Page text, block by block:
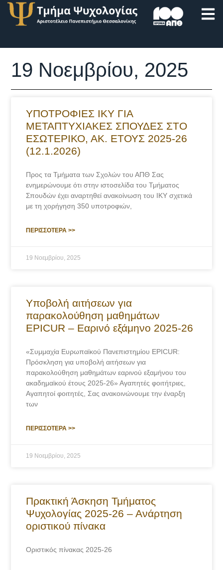
19 Νοεμβρίου, 2025
ΥΠΟΤΡΟΦΙΕΣ ΙΚΥ ΓΙΑ
ΜΕΤΑΠΤΥΧΙΑΚΕΣ ΣΠΟΥΔΕΣ ΣΤΟ
ΕΣΩΤΕΡΙΚΟ, ΑΚ. ΕΤΟΥΣ 2025-26
(12.1.2026)
Προς τα Τμήματα των Σχολών του ΑΠΘ Σας
ενημερώνουμε ότι στην ιστοσελίδα του Τμήματος
Σπουδών έχει αναρτηθεί ανακοίνωση του ΙΚΥ σχετικά
με τη χορήγηση 350 υποτροφιών,
ΠΕΡΙΣΣΟΤΕΡΑ >>
19 Νοεμβρίου, 2025
Υποβολή αιτήσεων για
παρακολούθηση μαθημάτων
EPICUR – Εαρινό εξάμηνο 2025-26
«Συμμαχία Ευρωπαϊκού Πανεπιστημίου EPICUR:
Πρόσκληση για υποβολή αιτήσεων για
παρακολούθηση μαθημάτων εαρινού εξαμήνου του
ακαδημαϊκού έτους 2025-26» Αγαπητές φοιτήτριες,
Αγαπητοί φοιτητές, Σας ανακοινώνουμε την έναρξη
των
ΠΕΡΙΣΣΟΤΕΡΑ >>
19 Νοεμβρίου, 2025
Πρακτική Άσκηση Τμήματος
Ψυχολογίας 2025-26 – Ανάρτηση
οριστικού πίνακα
Οριστικός πίνακας 2025-26